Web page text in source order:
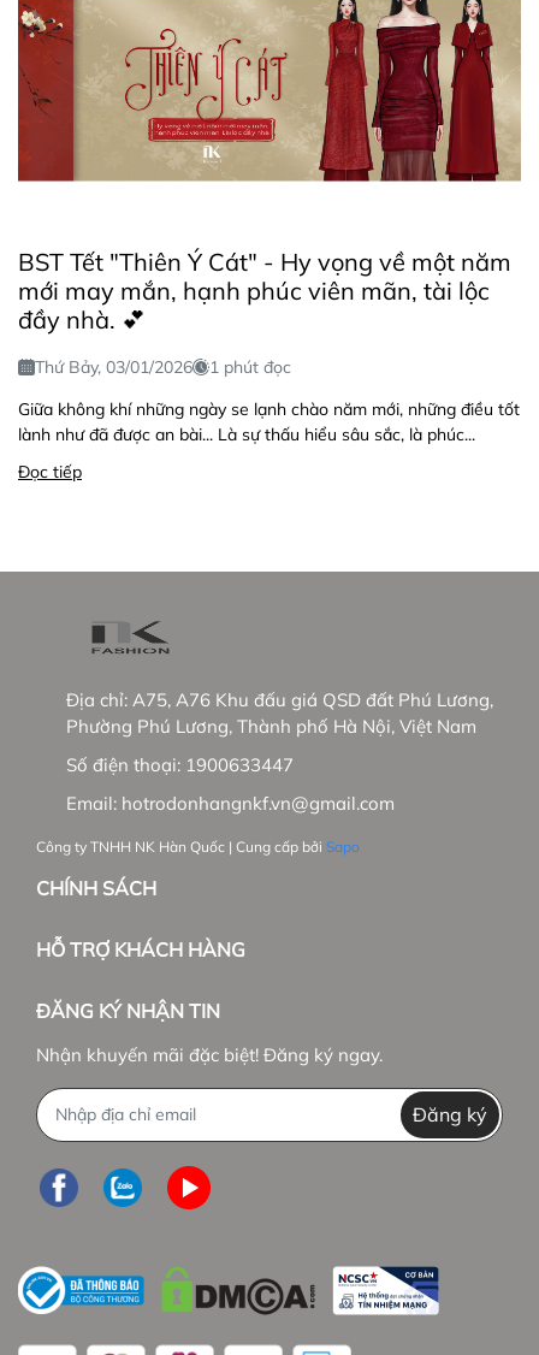
BST Tết "Thiên Ý Cát" - Hy vọng về một năm
mới may mắn, hạnh phúc viên mãn, tài lộc
đầy nhà. 💕
Thứ Bảy, 03/01/2026
1 phút đọc
Giữa không khí những ngày se lạnh chào năm mới, những điều tốt
lành như đã được an bài... Là sự thấu hiểu sâu sắc, là phúc...
Đọc tiếp
Địa chỉ: A75, A76 Khu đấu giá QSD đất Phú Lương,
Phường Phú Lương, Thành phố Hà Nội, Việt Nam
Số điện thoại: 1900633447
Email: hotrodonhangnkf.vn@gmail.com
Công ty TNHH NK Hàn Quốc | Cung cấp bởi Sapo
CHÍNH SÁCH
HỖ TRỢ KHÁCH HÀNG
ĐĂNG KÝ NHẬN TIN
Nhận khuyến mãi đặc biệt! Đăng ký ngay.
Đăng ký